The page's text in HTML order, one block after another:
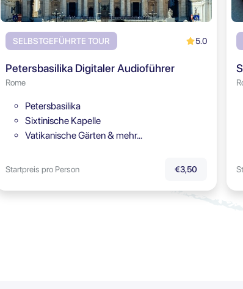
SELBSTGEFÜHRTE TOUR 5.0
Petersbasilika Digitaler Audioführer
Rome
Petersbasilika
Sixtinische Kapelle
Vatikanische Gärten & mehr…
Startpreis pro Person €3,50